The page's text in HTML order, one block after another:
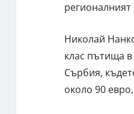
Николай
клас пътища в
Сърбия,
около 90